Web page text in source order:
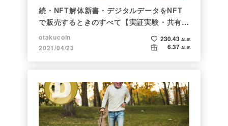
続・NFT解体新書・デジタルデータをNFT
で販売するときのすべて【実証実験・共有レ
ポート】
otakucoin
2021/04/23
230.43 ALIS
6.37 ALIS